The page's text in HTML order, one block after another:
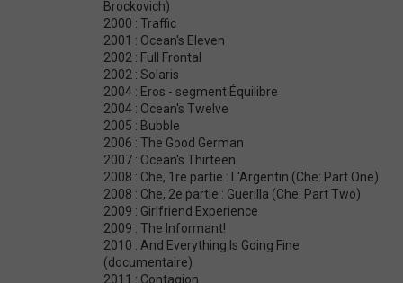
Brockovich)
2000 : Traffic
2001 : Ocean's Eleven
2002 : Full Frontal
2002 : Solaris
2004 : Eros - segment Équilibre
2004 : Ocean's Twelve
2005 : Bubble
2006 : The Good German
2007 : Ocean's Thirteen
2008 : Che, 1re partie : L'Argentin (Che: Part One)
2008 : Che, 2e partie : Guerilla (Che: Part Two)
2009 : Girlfriend Experience
2009 : The Informant!
2010 : And Everything Is Going Fine
(documentaire)
2011 : Contagion